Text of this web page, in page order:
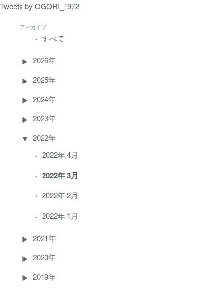
Tweets by OGORI_1972
アーカイブ
すべて
2026年
2025年
2024年
2023年
2022年
2022年 4月
2022年 3月
2022年 2月
2022年 1月
2021年
2020年
2019年